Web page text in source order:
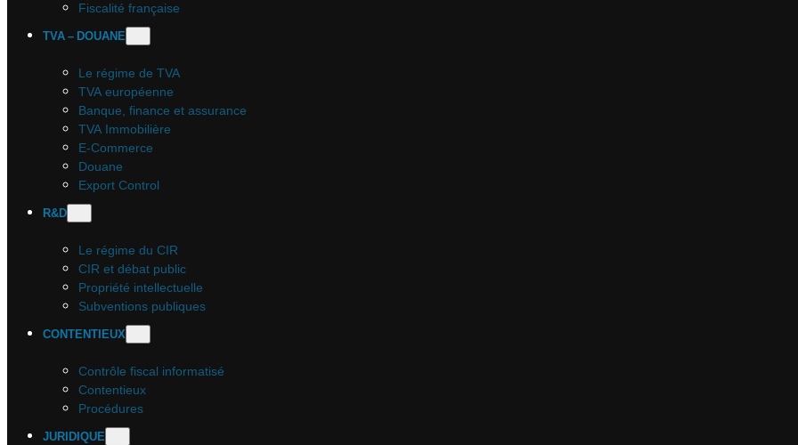
Fiscalité française
TVA – DOUANE
Le régime de TVA
TVA européenne
Banque, finance et assurance
TVA Immobilière
E-Commerce
Douane
Export Control
R&D
Le régime du CIR
CIR et débat public
Propriété intellectuelle
Subventions publiques
CONTENTIEUX
Contrôle fiscal informatisé
Contentieux
Procédures
JURIDIQUE